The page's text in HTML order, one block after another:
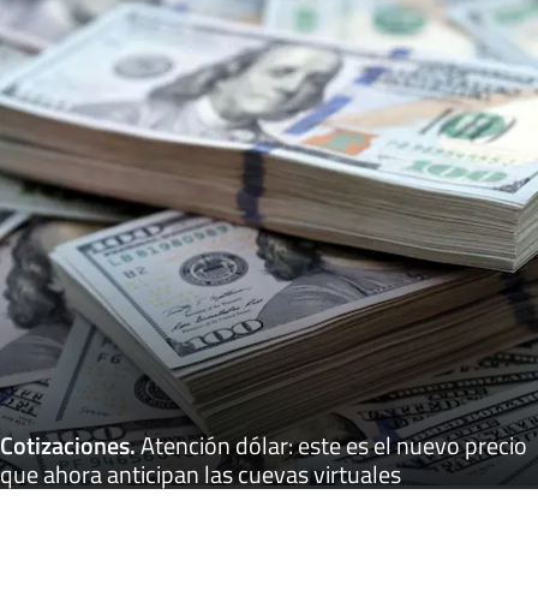
Cotizaciones.Atención dólar: este es el nuevo precio
que ahora anticipan las cuevas virtuales